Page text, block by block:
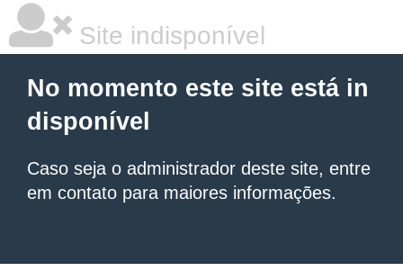
Site indisponível
No momento este site está in
disponível
Caso seja o administrador deste site, entre
em contato para maiores informações.